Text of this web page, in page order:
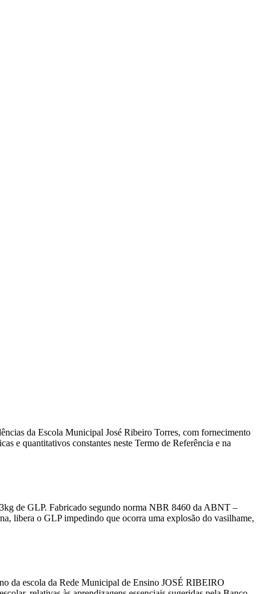
da Escola Municipal José Ribeiro Torres, com fornecimento
e quantitativos constantes neste Termo de Referência e na
de GLP. Fabricado segundo norma NBR 8460 da ABNT –
libera o GLP impedindo que ocorra uma explosão do vasilhame,
da escola da Rede Municipal de Ensino JOSÉ RIBEIRO